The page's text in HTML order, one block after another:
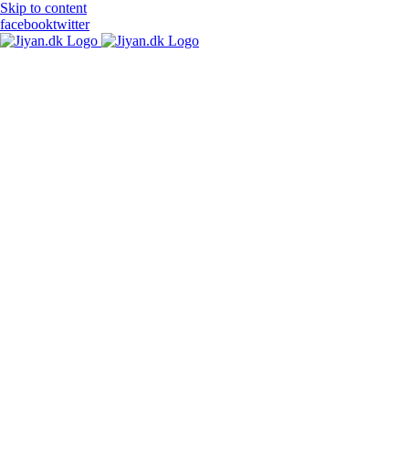
Skip to content
facebooktwitter